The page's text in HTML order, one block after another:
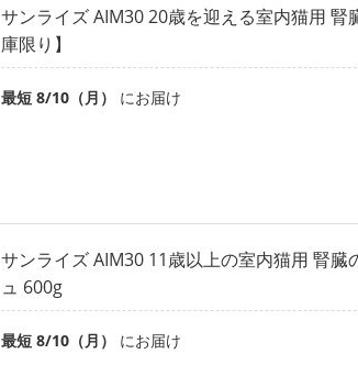
サンライズ AIM30 20歳を迎える室内猫用 腎
庫限り】
最短 8/10（月） にお届け
サンライズ AIM30 11歳以上の室内猫用 腎臓
ュ 600g
最短 8/10（月） にお届け